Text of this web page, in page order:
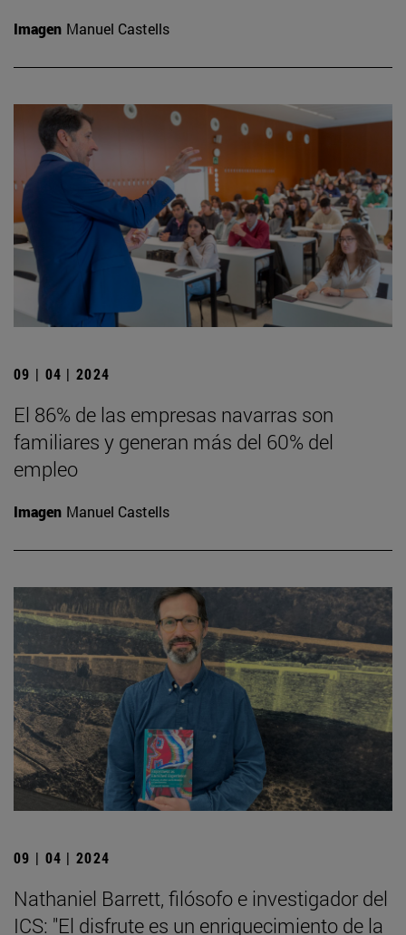
Imagen Manuel Castells
09 | 04 | 2024
El 86% de las empresas navarras son
familiares y generan más del 60% del
empleo
Imagen Manuel Castells
09 | 04 | 2024
Nathaniel Barrett, filósofo e investigador del
ICS: "El disfrute es un enriquecimiento de la